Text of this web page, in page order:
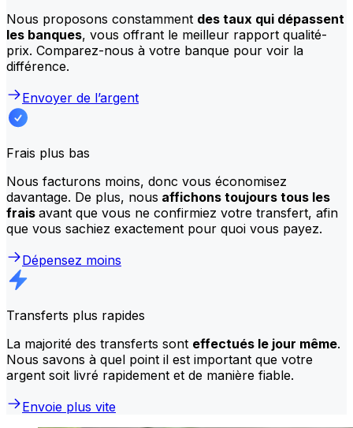
Nous proposons constamment des taux qui dépassent
les banques, vous offrant le meilleur rapport qualité-
prix. Comparez-nous à votre banque pour voir la
différence.
Envoyer de l’argent
Frais plus bas
Nous facturons moins, donc vous économisez
davantage. De plus, nous affichons toujours tous les
frais avant que vous ne confirmiez votre transfert, afin
que vous sachiez exactement pour quoi vous payez.
Dépensez moins
Transferts plus rapides
La majorité des transferts sont effectués le jour même.
Nous savons à quel point il est important que votre
argent soit livré rapidement et de manière fiable.
Envoie plus vite